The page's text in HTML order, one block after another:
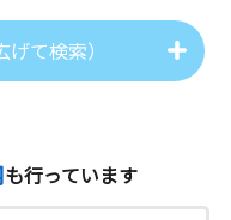
て検索）
も行っています